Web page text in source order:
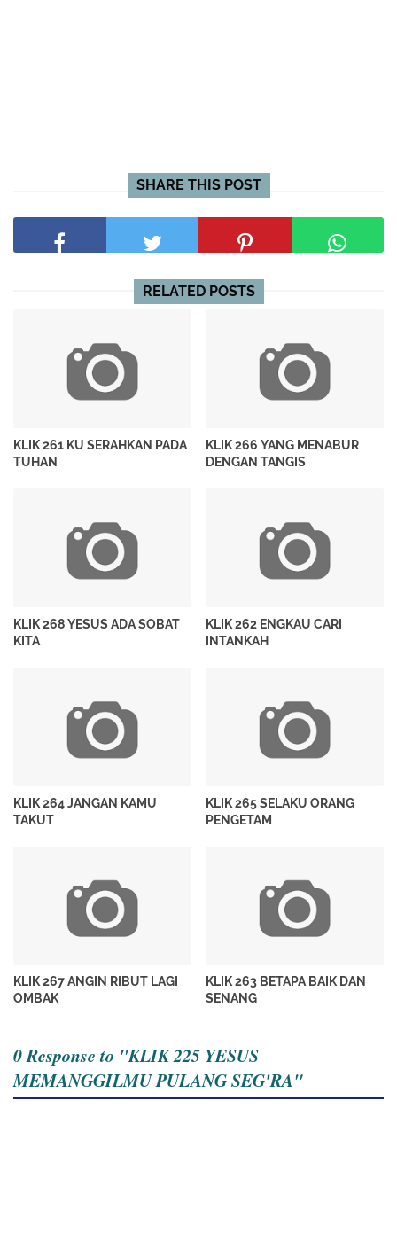
SHARE THIS POST
RELATED POSTS
KLIK 261 KU SERAHKAN PADA
TUHAN
KLIK 266 YANG MENABUR
DENGAN TANGIS
KLIK 268 YESUS ADA SOBAT
KITA
KLIK 262 ENGKAU CARI
INTANKAH
KLIK 264 JANGAN KAMU
TAKUT
KLIK 265 SELAKU ORANG
PENGETAM
KLIK 267 ANGIN RIBUT LAGI
OMBAK
KLIK 263 BETAPA BAIK DAN
SENANG
0 Response to "KLIK 225 YESUS
MEMANGGILMU PULANG SEG'RA"